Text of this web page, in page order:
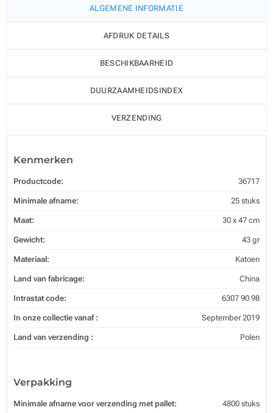
ALGEMENE INFORMATIE
AFDRUK DETAILS
BESCHIKBAARHEID
DUURZAAMHEIDSINDEX
VERZENDING
Kenmerken
Productcode: 36717
Minimale afname: 25 stuks
Maat: 30 x 47 cm
Gewicht: 43 gr
Materiaal: Katoen
Land van fabricage: China
Intrastat code: 6307 90 98
In onze collectie vanaf : September 2019
Land van verzending : Polen
Verpakking
Minimale afname voor verzending met pallet: 4800 stuks